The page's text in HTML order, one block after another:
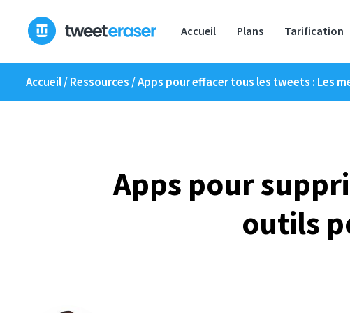
content
Accueil Plans Tarification
Accueil/Ressources /Apps pour effacer tous les tweets : Les
Apps pour
outils